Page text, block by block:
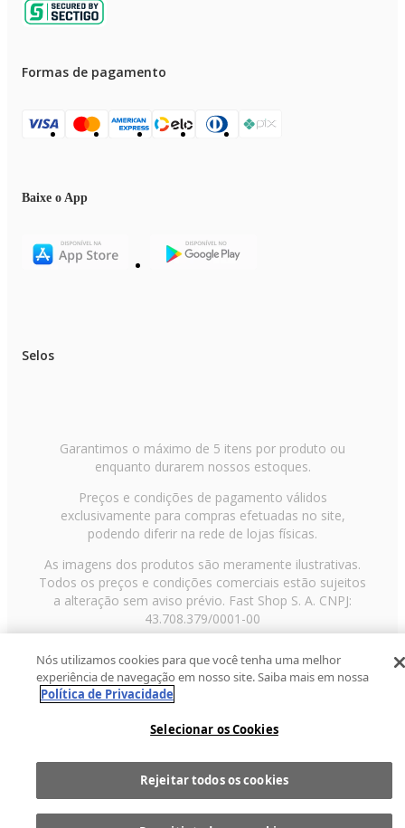
Formas de pagamento
Baixe o App
Selos
Garantimos o máximo de 5 itens por produto ou
enquanto durarem nossos estoques.
Preços e condições de pagamento válidos
exclusivamente para compras efetuadas no site,
podendo diferir na rede de lojas físicas.
As imagens dos produtos são meramente ilustrativas.
Todos os preços e condições comerciais estão sujeitos
a alteração sem aviso prévio. Fast Shop S. A. CNPJ:
43.708.379/0001-00
Paulo/SP, CEP 02029-001, Telefone: 11 3003-3728 ©
2013 Fast Shop - Todos os direitos reservadosRF
Nós utilizamos cookies para que você tenha uma melhor
experiência de navegação em nosso site. Saiba mais em nossa
Política de Privacidade
Selecionar os Cookies
Rejeitar todos os cookies